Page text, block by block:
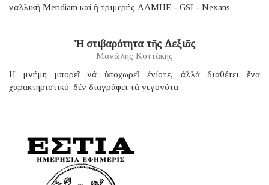
γαλλική Μeridiam καί ἡ τριμερής ΑΔΜΗΕ - GSI - Nexans
Ἡ στιβαρότητα τῆς Δεξιᾶς
Μανώλης Κοττάκης
H μνήμη μπορεῖ νά ὑποχωρεῖ ἐνίοτε, ἀλλά διαθέτει ἕνα
χαρακτηριστικό: δέν διαγράφει τά γεγονότα